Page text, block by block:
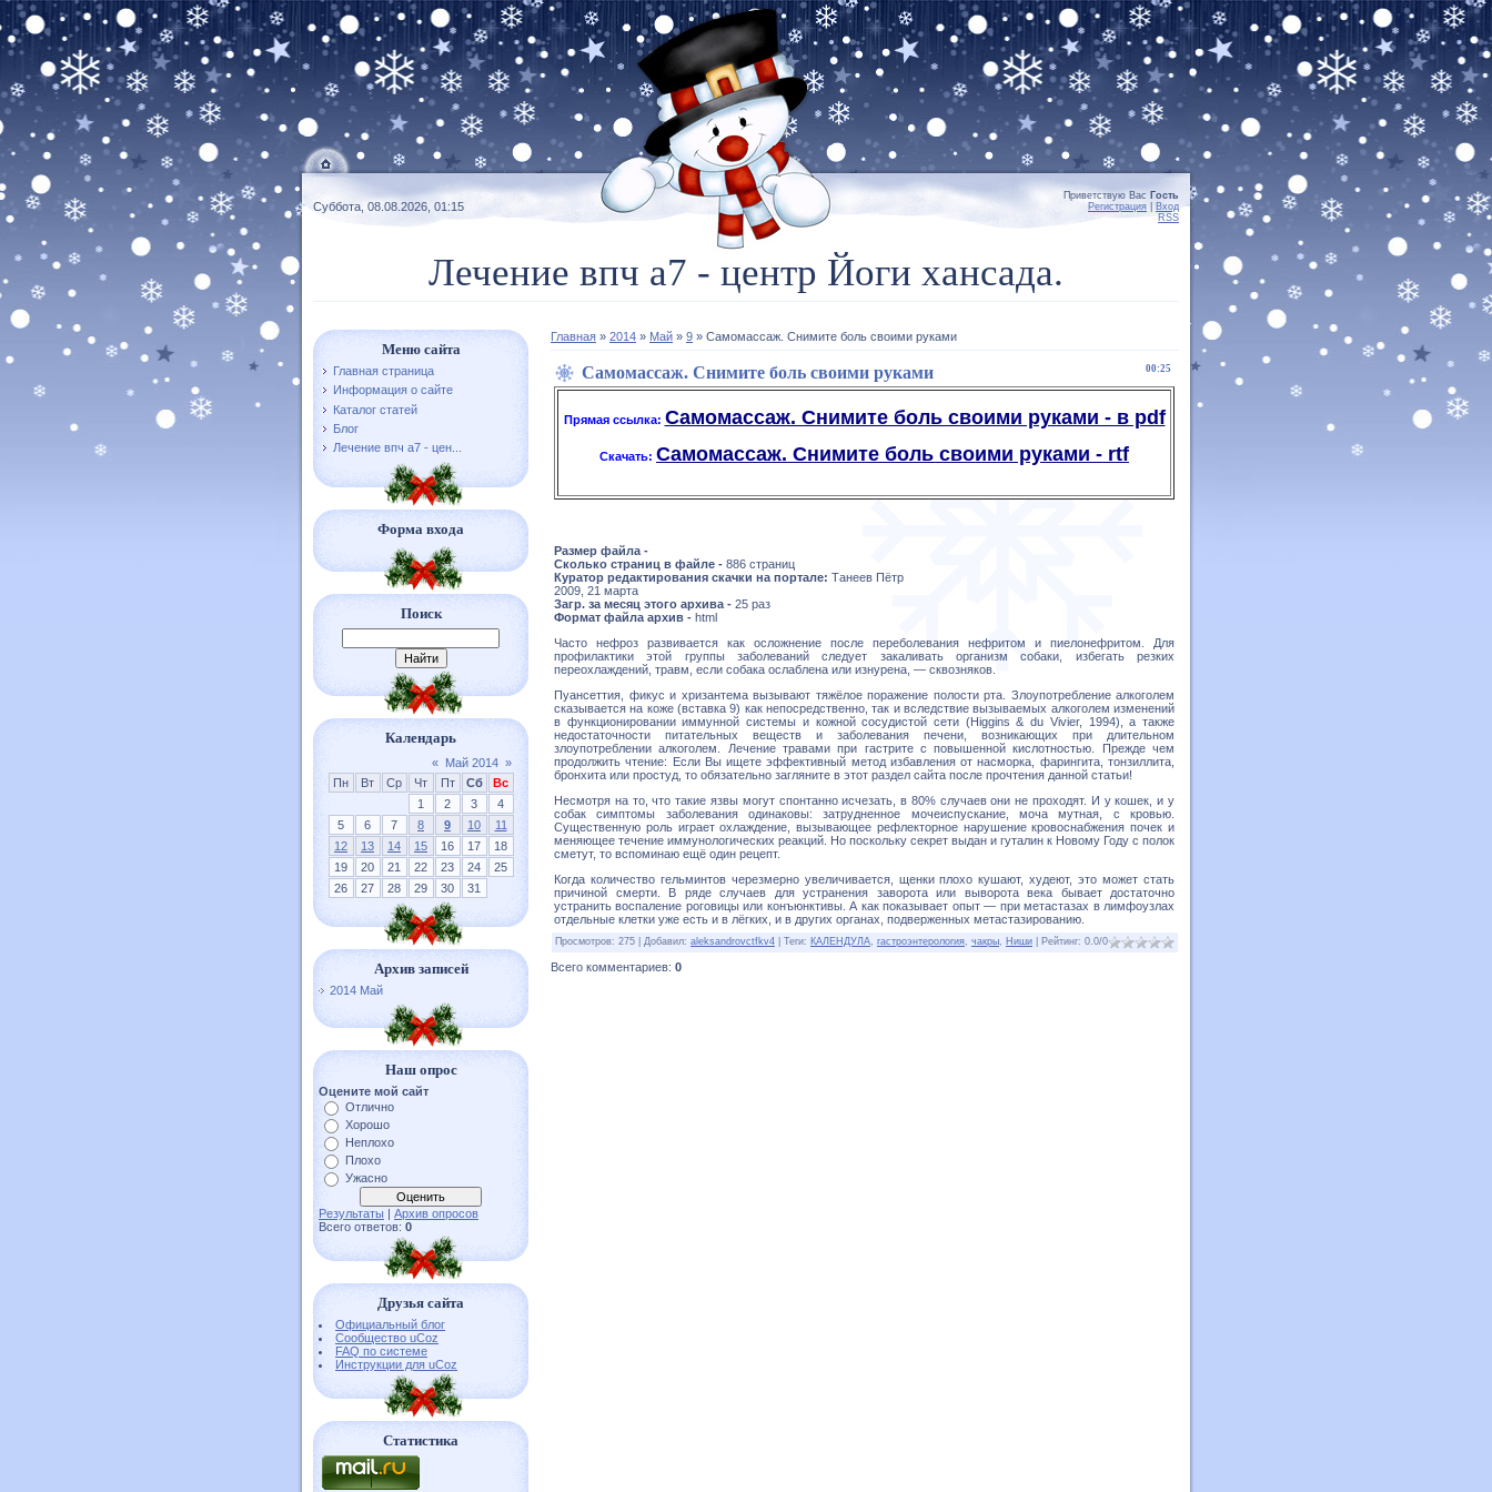
Суббота, 08.08.2026, 01:15
Приветствую Вас Гость
Регистрация
Вход
RSS
Лечение впч а7 - центр Йоги хансада.
Меню сайта
Главная страница
Информация о сайте
Каталог статей
Блог
Лечение впч а7 - цен...
Форма входа
Поиск
Календарь
« Май 2014 »
Пн
Вт Ср Чт Пт Сб
Вс
1
2 3
4
5
6 7 8 9 10
11
12
13 14 15 16 17
18
19
20 21 22 23 24
25
26
27 28 29 30 31
Архив записей
2014 Май
Наш опрос
Оцените мой сайт
Отлично
Хорошо
Неплохо
Плохо
Ужасно
Результаты | Архив опросов
Всего ответов: 0
Друзья сайта
Официальный блог
Сообщество uCoz
FAQ по системе
Инструкции для uCoz
Статистика
Главная » 2014 » Май » 9 » Самомассаж. Снимите боль своими руками
00:25
Самомассаж. Снимите боль своими руками
Прямая ссылка: Самомассаж. Снимите боль своими руками - в pdf
Скачать: Самомассаж. Снимите боль своими руками - rtf
Размер файла -
Сколько страниц в файле - 886 страниц
Куратор редактирования скачки на портале: Танеев Пётр
2009, 21 марта
Загр. за месяц этого архива - 25 раз
Формат файла архив - html
Часто нефроз развивается как осложнение после переболевания нефритом и пиелонефритом. Для
профилактики этой группы заболеваний следует закаливать организм собаки, избегать резких
переохлаждений, травм, если собака ослаблена или изнурена, — сквозняков.
Пуансеттия, фикус и хризантема вызывают тяжёлое поражение полости рта. Злоупотребление алкоголем
сказывается на коже (вставка 9) как непосредственно, так и вследствие вызываемых алкоголем изменений
в функционировании иммунной системы и кожной сосудистой сети (Higgins & du Vivier, 1994), а также
недостаточности питательных веществ и заболевания печени, возникающих при длительном
злоупотреблении алкоголем. Лечение травами при гастрите с повышенной кислотностью. Прежде чем
продолжить чтение: Если Вы ищете эффективный метод избавления от насморка, фарингита, тонзиллита,
бронхита или простуд, то обязательно загляните в этот раздел сайта после прочтения данной статьи!
Несмотря на то, что такие язвы могут спонтанно исчезать, в 80% случаев они не проходят. И у кошек, и у
собак симптомы заболевания одинаковы: затрудненное мочеиспускание, моча мутная, с кровью.
Существенную роль играет охлаждение, вызывающее рефлекторное нарушение кровоснабжения почек и
меняющее течение иммунологических реакций. Но поскольку секрет выдан и гуталин к Новому Году с полок
сметут, то вспоминаю ещё один рецепт.
Когда количество гельминтов черезмерно увеличивается, щенки плохо кушают, худеют, это может стать
причиной смерти. В ряде случаев для устранения заворота или выворота века бывает достаточно
устранить воспаление роговицы или конъюнктивы. А как показывает опыт — при метастазах в лимфоузлах
отдельные клетки уже есть и в лёгких, и в других органах, подверженных метастазированию.
Просмотров: 275 Добавил: aleksandrovctfkv4 Теги: КАЛЕНДУЛА, гастроэнтерология, чакры, Ниши Рейтинг: 0.0/0
Всего комментариев: 0